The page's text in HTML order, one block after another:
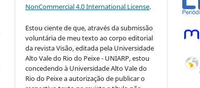
NonCommercial 4.0 International License.
Estou ciente de que, através da submissão
voluntária de meu texto ao corpo editorial
da revista Visão, editada pela Universidade
Alto Vale do Rio do Peixe - UNIARP, estou
concedendo à Universidade Alto Vale do
Rio do Peixe a autorização de publicar o